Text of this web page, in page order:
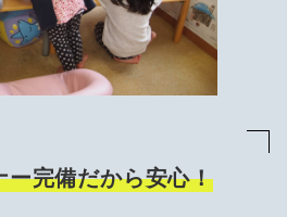
ー完備だから安心！